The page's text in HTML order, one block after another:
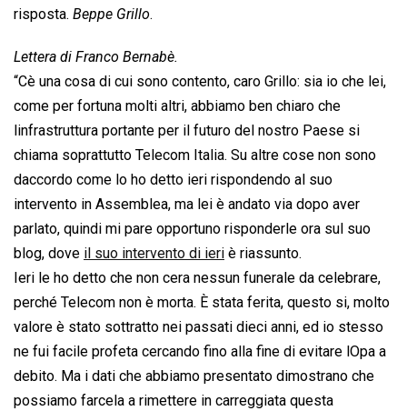
risposta. Beppe Grillo.
Lettera di Franco Bernabè.
“Cè una cosa di cui sono contento, caro Grillo: sia io che lei,
come per fortuna molti altri, abbiamo ben chiaro che
linfrastruttura portante per il futuro del nostro Paese si
chiama soprattutto Telecom Italia. Su altre cose non sono
daccordo come lo ho detto ieri rispondendo al suo
intervento in Assemblea, ma lei è andato via dopo aver
parlato, quindi mi pare opportuno risponderle ora sul suo
blog, dove il suo intervento di ieri è riassunto.
Ieri le ho detto che non cera nessun funerale da celebrare,
perché Telecom non è morta. È stata ferita, questo si, molto
valore è stato sottratto nei passati dieci anni, ed io stesso
ne fui facile profeta cercando fino alla fine di evitare lOpa a
debito. Ma i dati che abbiamo presentato dimostrano che
possiamo farcela a rimettere in carreggiata questa